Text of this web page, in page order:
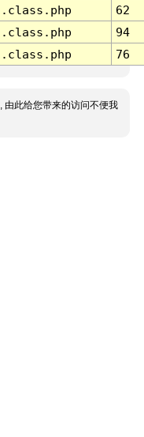
62
94
76
由此给您带来的访问不便我